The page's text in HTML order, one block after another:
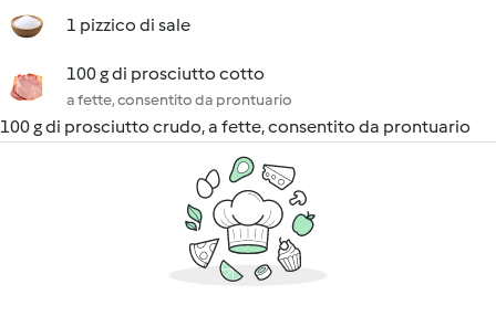
1 pizzico di sale
100 g di prosciutto cotto
a fette, consentito da prontuario
100 g di prosciutto crudo, a fette, consentito da prontuario